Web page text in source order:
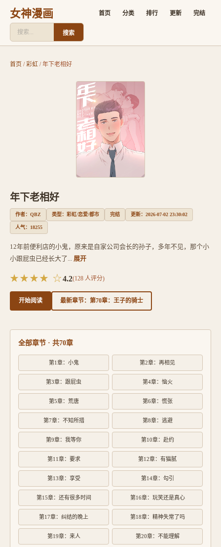
女神漫画 首页 分类 排行 更新 完结
搜索
首页 /彩虹 /年下老相好
年下老相好
作者：QBZ 类型：彩虹/恋爱/都市 完结 更新：2026-07-02 23:30:02
人气：18255
12年前便利店的小鬼，原来是自家公司会长的孙子，多年不见，那个小
小跟屁虫已经长大了... 展开
★★★★ ☆4.2(128 人评分)
开始阅读 最新章节：第70章：王子的骑士
全部章节 · 共70章
第1章：小鬼 第2章：再相见
第3章：跟屁虫 第4章：恼火
第5章：荒唐 第6章：慌张
第7章：不知所措 第8章：逃避
第9章：我等你 第10章：赴约
第11章：要求 第12章：有猫腻
第13章：享受 第14章：勾引
第15章：还有很多时间 第16章：玩笑还是真心
第17章：纠结的晚上 第18章：精神失常了吗
第19章：来人 第20章：不能理解